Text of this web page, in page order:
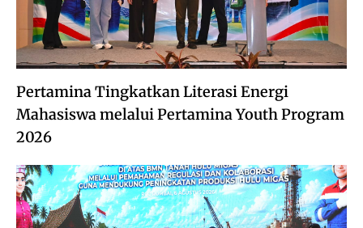
Pertamina Tingkatkan Literasi Energi
Mahasiswa melalui Pertamina Youth Program
2026